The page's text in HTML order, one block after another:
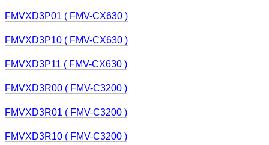
FMVXD3P01 ( FMV-CX630 )
FMVXD3P10 ( FMV-CX630 )
FMVXD3P11 ( FMV-CX630 )
FMVXD3R00 ( FMV-C3200 )
FMVXD3R01 ( FMV-C3200 )
FMVXD3R10 ( FMV-C3200 )